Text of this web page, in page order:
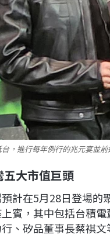
，進行每年例行的兆元宴並前
五大市值巨頭
計在5月28日登場
賓，其中包括台積
、矽品董事長蔡祺